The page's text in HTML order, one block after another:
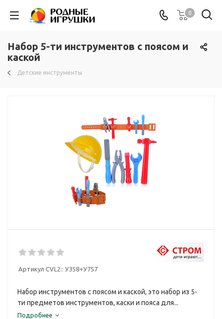
0
Набор 5-ти инструментов с поясом и
каской
Детские инструменты
Артикул CVL2:: У358+У757
Набор инструментов с поясом и каской, это набор из 5-
ти предметов инструментов, каски и пояса для...
Подробнее